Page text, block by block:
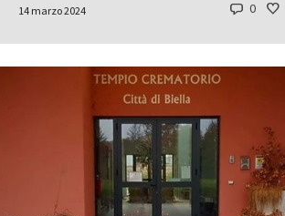
14 marzo 2024 0